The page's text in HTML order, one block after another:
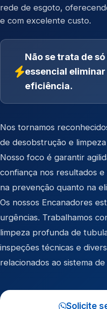
rede de esgoto,
e com excelente custo.
Não se trata de
essencial
eficiência.
Nos tornamos
de desobstrução e
Nosso foco é garantir
confiança nos resultados
na prevenção quanto na
Os nossos Encanadores
urgências. Trabalhamos
limpeza profunda de
inspeções técnicas e
relacionados ao sistema
Solicite